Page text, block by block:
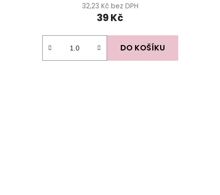
32,23 Kč bez DPH
39 Kč
DO KOŠÍKU